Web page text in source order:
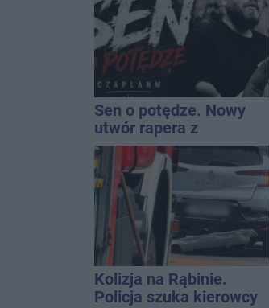
Sen o potędze. Nowy
utwór rapera z
Inowrocławia przeciwko
uzależnieniom
Kolizja na Rąbinie.
Policja szuka kierowcy